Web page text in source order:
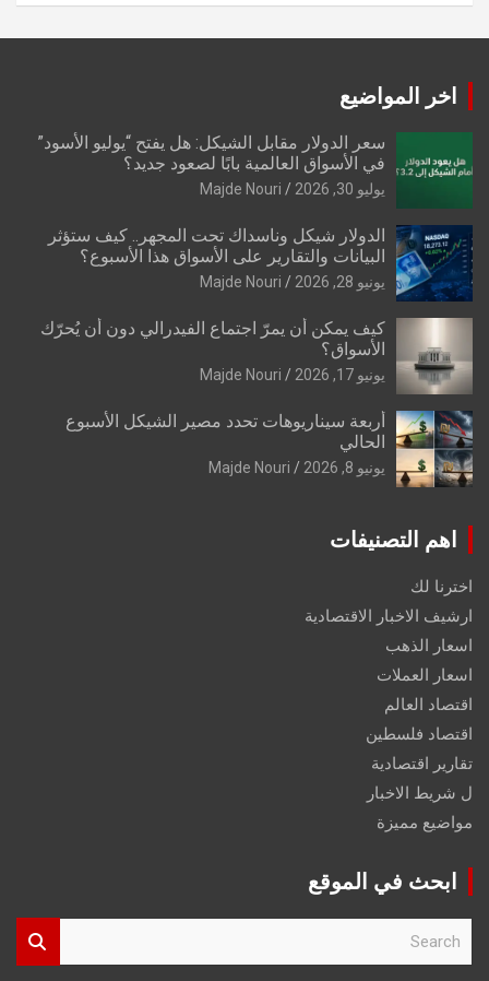
اخر المواضيع
سعر الدولار مقابل الشيكل: هل يفتح “يوليو الأسود”
في الأسواق العالمية بابًا لصعود جديد؟
يوليو 30, 2026 Majde Nouri
الدولار شيكل وناسداك تحت المجهر.. كيف ستؤثر
البيانات والتقارير على الأسواق هذا الأسبوع؟
يونيو 28, 2026 Majde Nouri
كيف يمكن أن يمرّ اجتماع الفيدرالي دون أن يُحرّك
الأسواق؟
يونيو 17, 2026 Majde Nouri
أربعة سيناريوهات تحدد مصير الشيكل الأسبوع
الحالي
يونيو 8, 2026 Majde Nouri
اهم التصنيفات
اخترنا لك
ارشيف الاخبار الاقتصادية
اسعار الذهب
اسعار العملات
اقتصاد العالم
اقتصاد فلسطين
تقارير اقتصادية
ل شريط الاخبار
مواضيع مميزة
ابحث في الموقع